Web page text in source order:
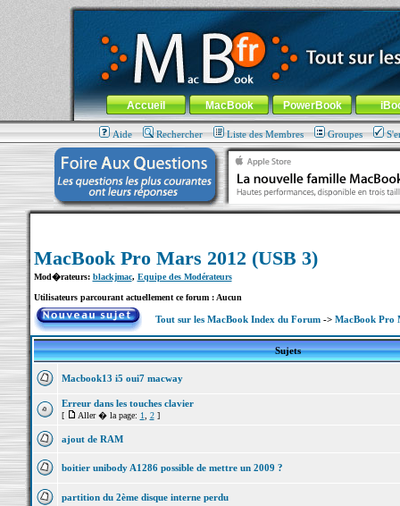
MacBook-fr.com : 100% Apple... 100% nomade !
Aller au contenu-Aller au menu général-Aller au menu de
Menu général
Accueil MacBook PowerBook
Aide Rechercher Liste des Membres Groupes
MacBook Pro Mars 2012 (USB 3)
Mod�rateurs: blackjmac, Equipe des Modérateurs
Utilisateurs parcourant actuellement ce forum : Aucun
Tout sur les MacBook Index du Forum-> MacBook Pro
Sujets
Macbook13 i5 oui7 macway
Erreur dans les touches clavier
[ Aller � la page: 1 2]
ajout de RAM
boitier unibody A1286 possible de mettre un 2009 ?
partition du 2ème disque interne perdu